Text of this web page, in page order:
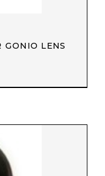
GONIO LENS